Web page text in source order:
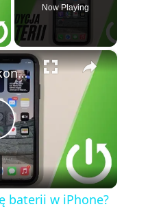
Now Playing
×
Jak sprawdzić kondycję baterii w iPhone?
baterii w iPhone?